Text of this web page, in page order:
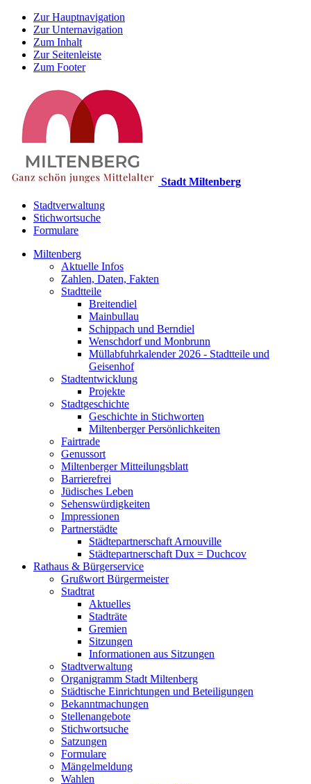
Zur Hauptnavigation
Zur Unternavigation
Zum Inhalt
Zur Seitenleiste
Zum Footer
Stadt Miltenberg
Stadtverwaltung
Stichwortsuche
Formulare
Miltenberg
Aktuelle Infos
Zahlen, Daten, Fakten
Stadtteile
Breitendiel
Mainbullau
Schippach und Berndiel
Wenschdorf und Monbrunn
Müllabfuhrkalender 2026 - Stadtteile und
Geisenhof
Stadtentwicklung
Projekte
Stadtgeschichte
Geschichte in Stichworten
Miltenberger Persönlichkeiten
Fairtrade
Genussort
Miltenberger Mitteilungsblatt
Barrierefrei
Jüdisches Leben
Sehenswürdigkeiten
Impressionen
Partnerstädte
Städtepartnerschaft Arnouville
Städtepartnerschaft Dux = Duchcov
Rathaus & Bürgerservice
Grußwort Bürgermeister
Stadtrat
Aktuelles
Stadträte
Gremien
Sitzungen
Informationen aus Sitzungen
Stadtverwaltung
Organigramm Stadt Miltenberg
Städtische Einrichtungen und Beteiligungen
Bekanntmachungen
Stellenangebote
Stichwortsuche
Satzungen
Formulare
Mängelmeldung
Wahlen